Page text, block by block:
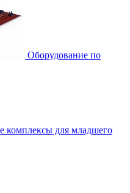
Оборудование по
комплексы для младшего